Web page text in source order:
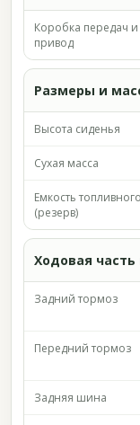
Коробка передач и
привод
Размеры и
Высота сиденья
Сухая масса
Емкость
(резерв)
Ходовая
Задний тормоз
Передний тормоз
Задняя шина